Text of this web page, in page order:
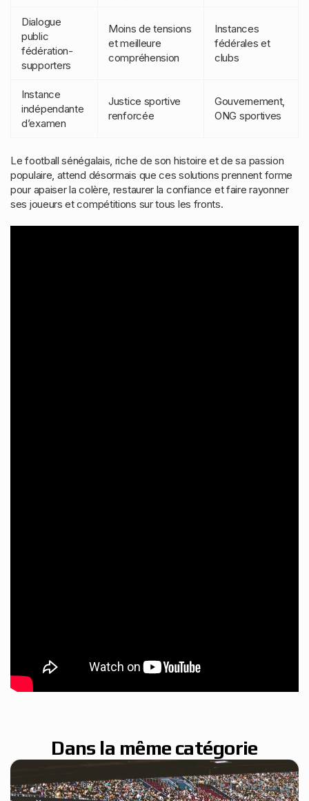
Dialogue
public
fédération-
supporters
Moins de tensions
et meilleure
compréhension
Instances
fédérales et
clubs
Instance
indépendante
d’examen
Justice sportive
renforcée
Gouvernement,
ONG sportives
Le football sénégalais, riche de son histoire et de sa passion
populaire, attend désormais que ces solutions prennent forme
pour apaiser la colère, restaurer la confiance et faire rayonner
ses joueurs et compétitions sur tous les fronts.
Dans la même catégorie